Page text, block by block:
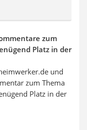
zum
Platz in der
und
zum Thema
Platz in der